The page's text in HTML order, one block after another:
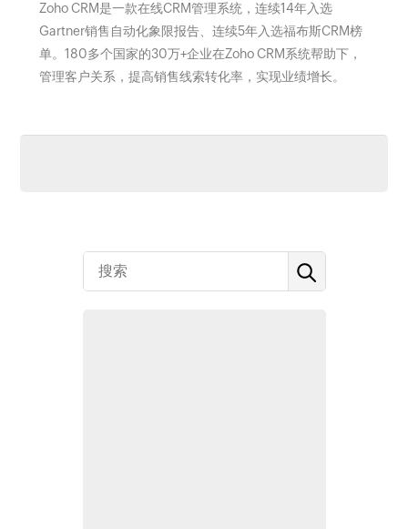
Zoho CRM是一款在线CRM管理系统，连续14年入选
Gartner销售自动化象限报告、连续5年入选福布斯CRM榜
单。180多个国家的30万+企业在Zoho CRM系统帮助下，
管理客户关系，提高销售线索转化率，实现业绩增长。